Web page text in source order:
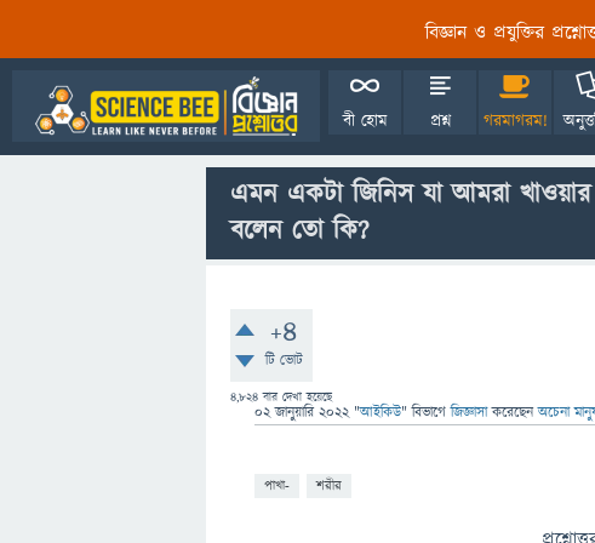
বিজ্ঞান ও প্রযুক্তির
বী হোম প্রশ্ন গরমাগরম!
এমন একটা জিনিস যা আমরা খাওয়ার
বলেন তো কি?
+4
টি ভোট
4,824 বার দেখা হয়েছে
02 জানুয়ারি 2022 "আইকিউ" বিভাগে জিজ্ঞাসাকরেছেনঅচেনা
পাখা- শরীর